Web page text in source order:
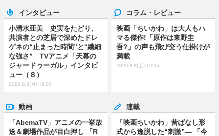
インタビュー
小清水亜美 史実をたどり、
共演者との芝居で深めたドレ
ゲネの“止まった時間”と“繊細
な強さ” TVアニメ「天幕の
ジャードゥーガル」インタビ
ュー（８）
2026.8.3(月) 18:00
コラム・レビュー
映画「ちいかわ」は大人もハ
マる傑作!「原作は東野圭
吾?」の声も飛び交う仕掛けが
満載
2026.8.8(土) 10:45
動画
「AbemaTV」アニメの一挙放
送＆劇場作品が目白押し 「R
連載
「映画ちいかわ」昔ばなし形
式から逸脱した“刺激”― 「今